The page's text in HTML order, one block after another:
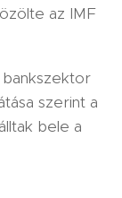
az IMF
bankszektor
szerint a
bele a